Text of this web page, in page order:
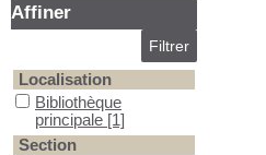
Affiner
Localisation
Bibliothèque principale
Bibliothèque
principale [1]
Section